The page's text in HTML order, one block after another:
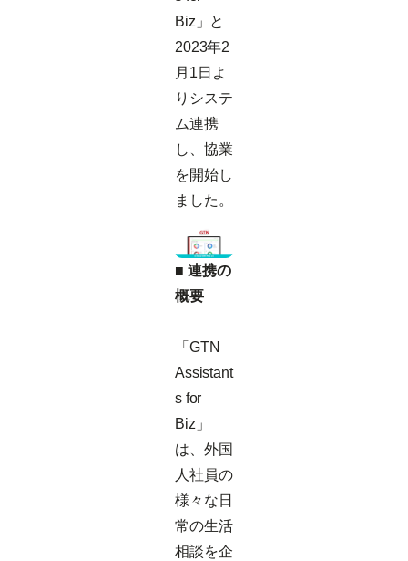
Biz」と
2023年2
月1日よ
りシステ
ム連携
し、協業
を開始し
ました。
■ 連携の
概要
「GTN
Assistant
s for
Biz」
は、外国
人社員の
様々な日
常の生活
相談を企